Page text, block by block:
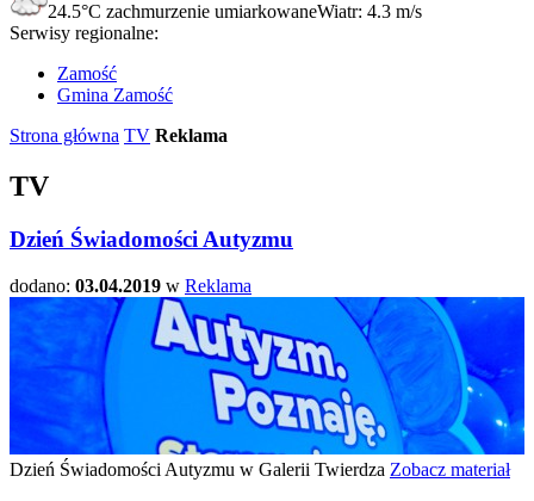
24.5°C zachmurzenie umiarkowaneWiatr: 4.3 m/s
Serwisy regionalne:
Zamość
Gmina Zamość
Strona główna TV Reklama
TV
Dzień Świadomości Autyzmu
dodano: 03.04.2019 w Reklama
Dzień Świadomości Autyzmu w Galerii Twierdza Zobacz materiał